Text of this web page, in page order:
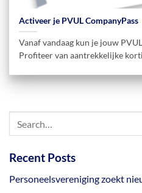
Activeer je PVUL CompanyPass
Vanaf vandaag kun je jouw
Profiteer van aantrekkelijke
Recent Posts
Personeelsvereniging zoekt